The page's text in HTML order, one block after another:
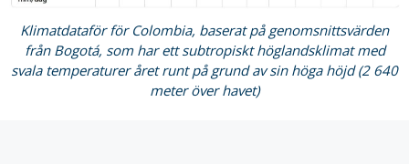
Klimatdataför för Colombia, baserat på genomsnittsvärden
från Bogotá, som har ett subtropiskt höglandsklimat med
svala temperaturer året runt på grund av sin höga höjd (2 640
meter över havet)